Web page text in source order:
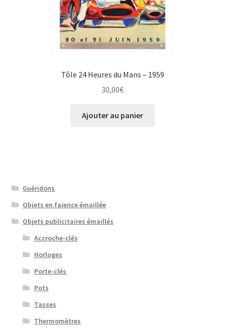
Tôle 24 Heures du Mans – 1959
30,00€
Ajouter au panier
Guéridons
Objets en faïence émaillée
Objets publicitaires émaillés
Accroche-clés
Horloges
Porte-clés
Pots
Tasses
Thermomètres